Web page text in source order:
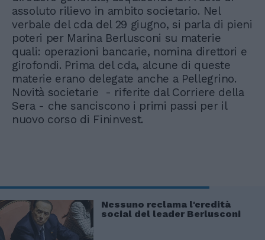
assoluto rilievo in ambito societario. Nel
verbale del cda del 29 giugno, si parla di pieni
poteri per Marina Berlusconi su materie
quali: operazioni bancarie, nomina direttori e
girofondi. Prima del cda, alcune di queste
materie erano delegate anche a Pellegrino.
Novità societarie - riferite dal Corriere della
Sera - che sanciscono i primi passi per il
nuovo corso di Fininvest.
Nessuno reclama l'eredità
social del leader Berlusconi